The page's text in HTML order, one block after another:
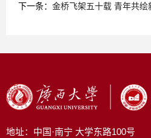
下一条： 金桥飞架五十载 青年共绘新丝路 ——我院教师代表团赴
地址：中国·南宁 大学东路100号